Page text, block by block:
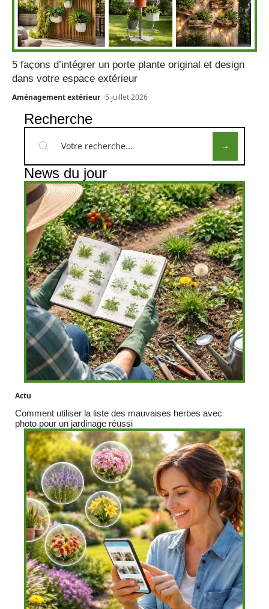
5 façons d’intégrer un porte plante original et design
dans votre espace extérieur
Aménagement extérieur 5 juillet 2026
Recherche
News du jour
Actu
Comment utiliser la liste des mauvaises herbes avec
photo pour un jardinage réussi